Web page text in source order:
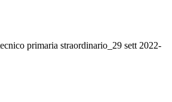
primaria straordinario_29 sett 2022-